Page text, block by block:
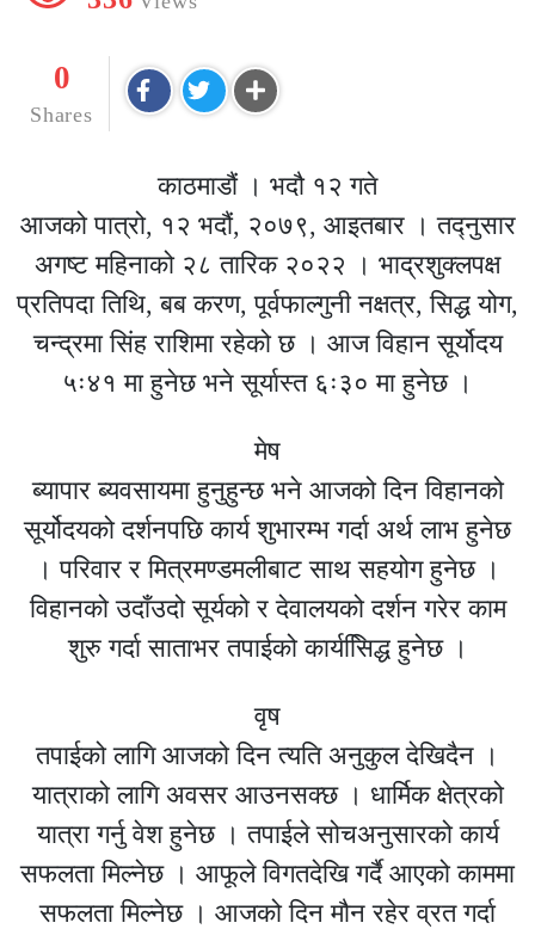
0
Shares
काठमाडौं । भदौ १२ गते
आजको पात्रो, १२ भदौं, २०७९, आइतबार । तद्नुसार
अगष्ट महिनाको २८ तारिक २०२२ । भाद्रशुक्लपक्ष
प्रतिपदा तिथि, बब करण, पूर्वफाल्गुनी नक्षत्र, सिद्ध योग,
चन्द्रमा सिंह राशिमा रहेको छ । आज विहान सूर्योदय
५ः४१ मा हुनेछ भने सूर्यास्त ६ः३० मा हुनेछ ।
मेष
ब्यापार ब्यवसायमा हुनुहुन्छ भने आजको दिन विहानको
सूर्योदयको दर्शनपछि कार्य शुभारम्भ गर्दा अर्थ लाभ हुनेछ
। परिवार र मित्रमण्डमलीबाट साथ सहयोग हुनेछ ।
विहानको उदाँउदो सूर्यको र देवालयको दर्शन गरेर काम
शुरु गर्दा साताभर तपाईको कार्यसििद्ध हुनेछ ।
वृष
तपाईको लागि आजको दिन त्यति अनुकुल देखिदैन ।
यात्राको लागि अवसर आउनसक्छ । धार्मिक क्षेत्रको
यात्रा गर्नु वेश हुनेछ । तपाईले सोचअनुसारको कार्य
सफलता मिल्नेछ । आफूले विगतदेखि गर्दै आएको काममा
सफलता मिल्नेछ । आजको दिन मौन रहेर व्रत गर्दा